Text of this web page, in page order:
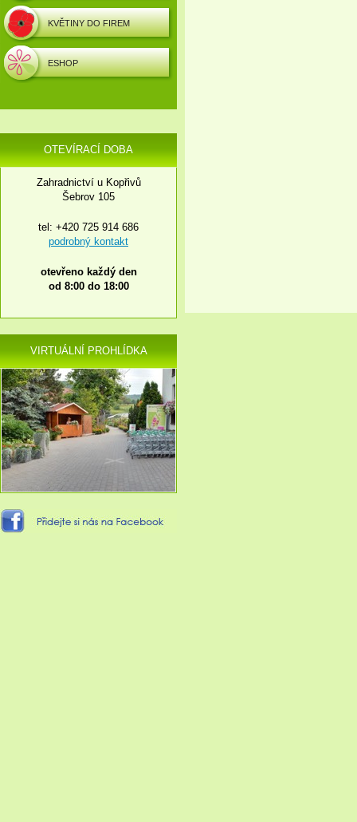
KVĚTINY DO FIREM
ESHOP
OTEVÍRACÍ DOBA
Zahradnictví u Kopřivů
Šebrov 105
tel: +420 725 914 686
podrobný kontakt
otevřeno každý den
od 8:00 do 18:00
VIRTUÁLNÍ PROHLÍDKA